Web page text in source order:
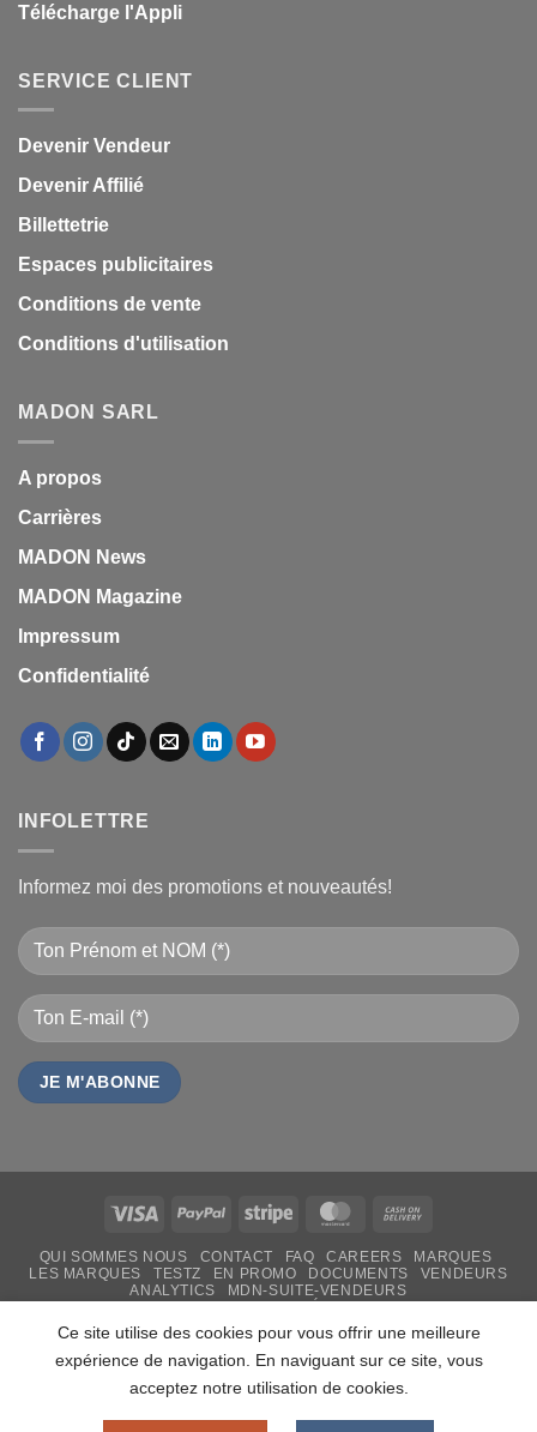
Télécharge l'Appli
SERVICE CLIENT
Devenir Vendeur
Devenir Affilié
Billettetrie
Espaces publicitaires
Conditions de vente
Conditions d'utilisation
MADON SARL
A propos
Carrières
MADON News
MADON Magazine
Impressum
Confidentialité
INFOLETTRE
Informez moi des promotions et nouveautés!
Visa PayPal Stripe MasterCard
Delivery
QUI SOMMES NOUS CONTACT FAQ CAREERS
MARQUES
LES MARQUES
TESTZ EN PROMO DOCUMENTS
VENDEURS
ANALYTICS
MDN-SUITE-VENDEURS
IMPRESSION PERSONNALISÉE
MON-TSHIRT
FÊTE DES MÈRES 31 MAI 2026 CAMEROUN
PASS LIVRAISON & SERVICE
Copyright 2026 © MADON DEV
Ce site utilise des cookies pour vous offrir une meilleure
expérience de navigation. En naviguant sur ce site, vous
acceptez notre utilisation de cookies.